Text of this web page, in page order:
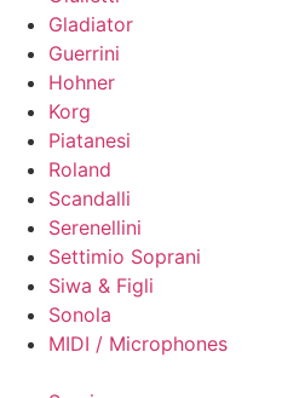
Gladiator
Guerrini
Hohner
Korg
Piatanesi
Roland
Scandalli
Serenellini
Settimio Soprani
Siwa & Figli
Sonola
MIDI / Microphones